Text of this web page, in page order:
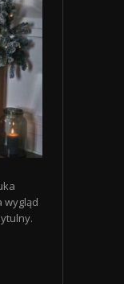
wygląd